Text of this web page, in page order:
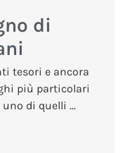
di
tesori e ancora
più particolari
di quelli ...